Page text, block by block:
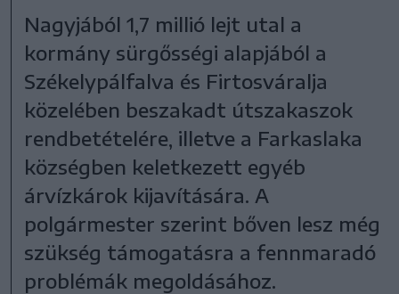
Nagyjából 1,7 millió lejt utal a
kormány sürgősségi alapjából a
Székelypálfalva és Firtosváralja
közelében beszakadt útszakaszok
rendbetételére, illetve a Farkaslaka
községben keletkezett egyéb
árvízkárok kijavítására. A
polgármester szerint bőven lesz még
szükség támogatásra a fennmaradó
problémák megoldásához.